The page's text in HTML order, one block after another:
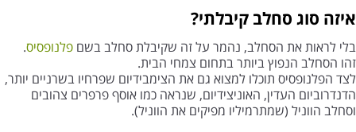
איזה סוג סחלב קיבלתי?
בלי לראות את הסחלב, נהמר על זה שקיבלת סחלב בשם פלנופסיס.
זהו הסחלב הנפוץ ביותר בתחום צמחי הבית.
לצד הפלנופסיס תוכלו למצוא גם את הצימבידיום שפרחיו בשרניים יותר,
הדנדרוביום העדין, האוניצידיום, שנראה כמו אוסף פרפרים צהובים
וסחלב הווניל (שמתרמיליו מפיקים את הווניל).